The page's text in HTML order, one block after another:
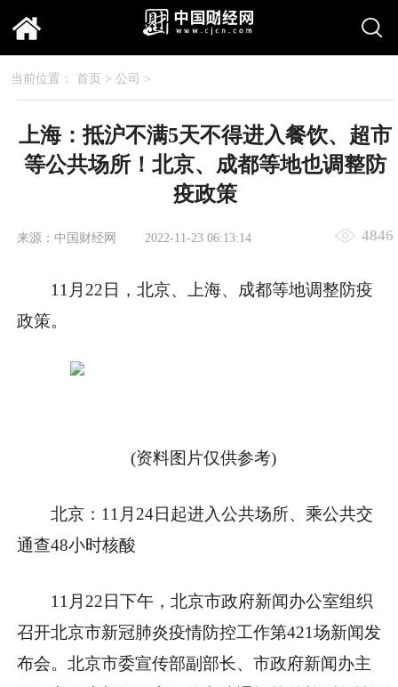
当前位置： 首页 > 公司 >
上海：抵沪不满5天不得进入餐饮、超市
等公共场所！北京、成都等地也调整防
疫政策
来源：中国财经网 2022-11-23 06:13:14 4846
11月22日，北京、上海、成都等地调整防疫
政策。
(资料图片仅供参考)
北京：11月24日起进入公共场所、乘公共交
通查48小时核酸
11月22日下午，北京市政府新闻办公室组织
召开北京市新冠肺炎疫情防控工作第421场新闻发
布会。北京市委宣传部副部长、市政府新闻办主